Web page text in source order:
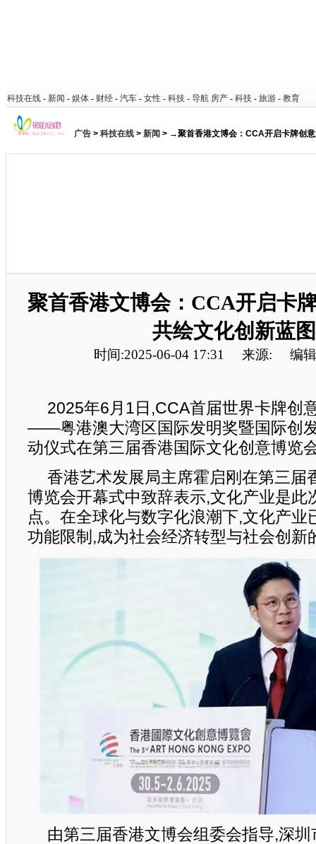
科技在线 - 新闻 - 娱体 - 财经 - 汽车 - 女性 - 科技 - 导航 房产 - 科技 - 旅游 - 教育
广告 > 科技在线 > 新闻 > →聚首香港文博会：CCA开启卡牌创
聚首香港文博会：CCA开启卡
共绘文化创新蓝图
时间:2025-06-04 17:31 来源: 编
2025年6月1日,CCA首届世界卡牌创
——粤港澳大湾区国际发明奖暨国际创
动仪式在第三届香港国际文化创意博览
香港艺术发展局主席霍启刚在第三届
博览会开幕式中致辞表示,文化产业是此
点。在全球化与数字化浪潮下,文化产业
功能限制,成为社会经济转型与社会创新
由第三届香港文博会组委会指导,深